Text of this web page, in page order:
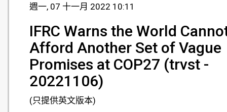
週一, 07 十一月 2022 10:11
IFRC Warns the World
Afford Another Set of Vague
Promises at COP27 (trvst -
20221106)
(只提供英文版本)